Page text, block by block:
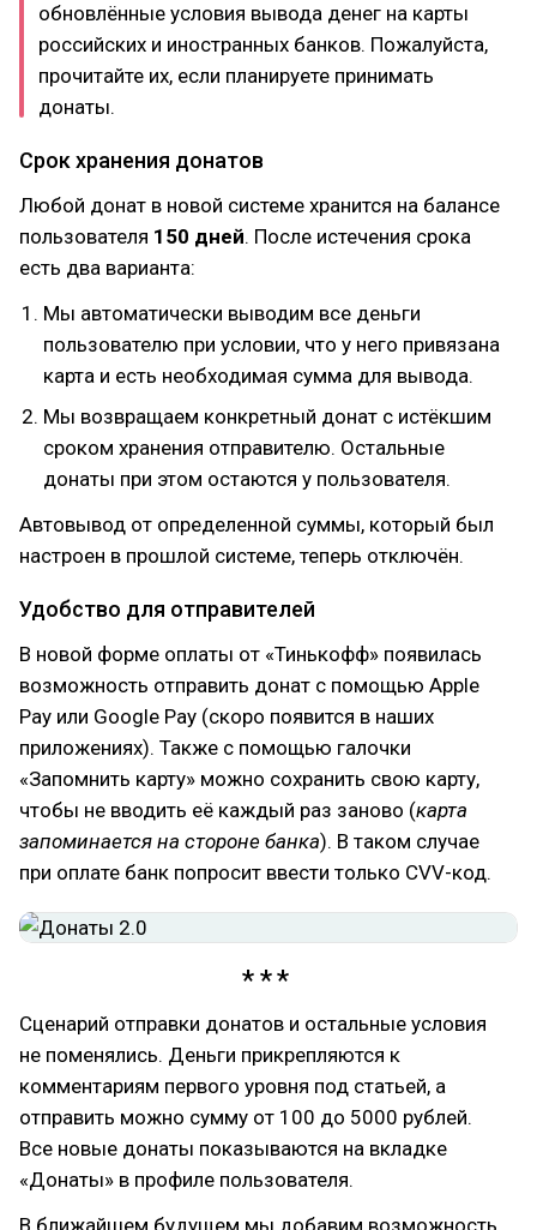
обновлённые условия вывода денег на карты
российских и иностранных банков. Пожалуйста,
прочитайте их, если планируете принимать
донаты.
Срок хранения донатов
Любой донат в новой системе хранится на балансе
пользователя 150 дней. После истечения срока
есть два варианта:
Мы автоматически выводим все деньги
пользователю при условии, что у него привязана
карта и есть необходимая сумма для вывода.
Мы возвращаем конкретный донат с истёкшим
сроком хранения отправителю. Остальные
донаты при этом остаются у пользователя.
Автовывод от определенной суммы, который был
настроен в прошлой системе, теперь отключён.
Удобство для отправителей
В новой форме оплаты от «Тинькофф» появилась
возможность отправить донат с помощью Apple
Pay или Google Pay (скоро появится в наших
приложениях). Также с помощью галочки
«Запомнить карту» можно сохранить свою карту,
чтобы не вводить её каждый раз заново (карта
запоминается на стороне банка). В таком случае
при оплате банк попросит ввести только CVV-код.
Сценарий отправки донатов и остальные условия
не поменялись. Деньги прикрепляются к
комментариям первого уровня под статьей, а
отправить можно сумму от 100 до 5000 рублей.
Все новые донаты показываются на вкладке
«Донаты» в профиле пользователя.
В ближайшем будущем мы добавим возможность